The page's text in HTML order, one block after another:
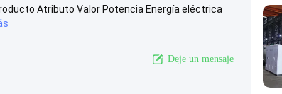
Atributo Valor Potencia Energía eléctrica
Deje un mensaje